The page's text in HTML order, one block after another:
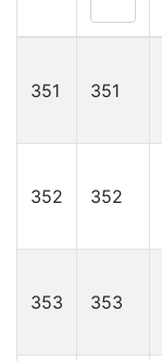
351 351
352 352
353 353